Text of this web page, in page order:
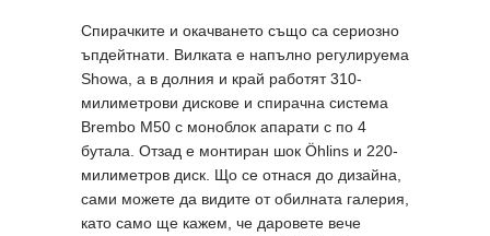
Спирачките и окачването също са сериозно
ъпдейтнати. Вилката е напълно регулируема
Showа, а в долния и край работят 310-
милиметрови дискове и спирачна система
Brembo M50 с моноблок апарати с по 4
бутала. Отзад е монтиран шок Öhlins и 220-
милиметров диск. Що се отнася до дизайна,
сами можете да видите от обилната галерия,
като само ще кажем, че даровете вече